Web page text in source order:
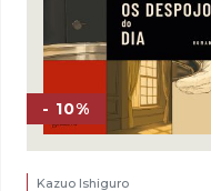
- 10%
Kazuo Ishiguro